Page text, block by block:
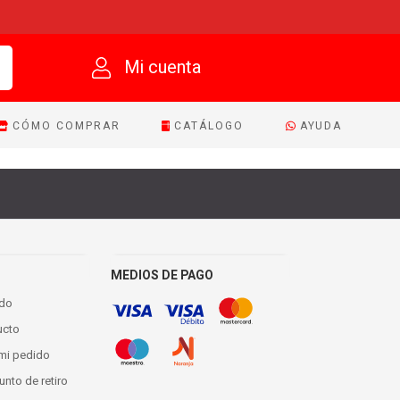
Mi cuenta
CÓMO COMPRAR CATÁLOGO AYUDA
pedido
de retiro
MEDIOS DE PAGO